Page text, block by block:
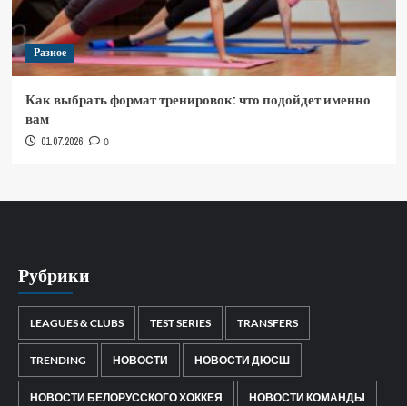
Разное
Как выбрать формат тренировок: что подойдет именно
вам
01.07.2026 0
Рубрики
LEAGUES & CLUBS TEST SERIES TRANSFERS
TRENDING НОВОСТИ НОВОСТИ ДЮСШ
НОВОСТИ БЕЛОРУССКОГО ХОККЕЯ НОВОСТИ КОМАНДЫ